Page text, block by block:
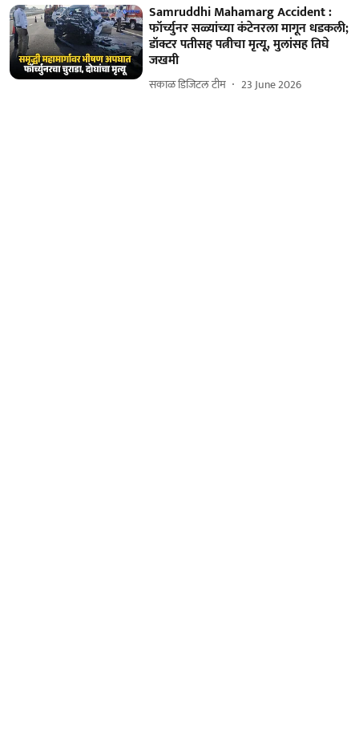
Samruddhi Mahamarg Accident :
फॉर्च्युनर सळ्यांच्या कंटेनरला मागून धडकली;
डॉक्टर पतीसह पत्नीचा मृत्यू, मुलांसह तिघे
जखमी
सकाळ डिजिटल टीम 23 June 2026